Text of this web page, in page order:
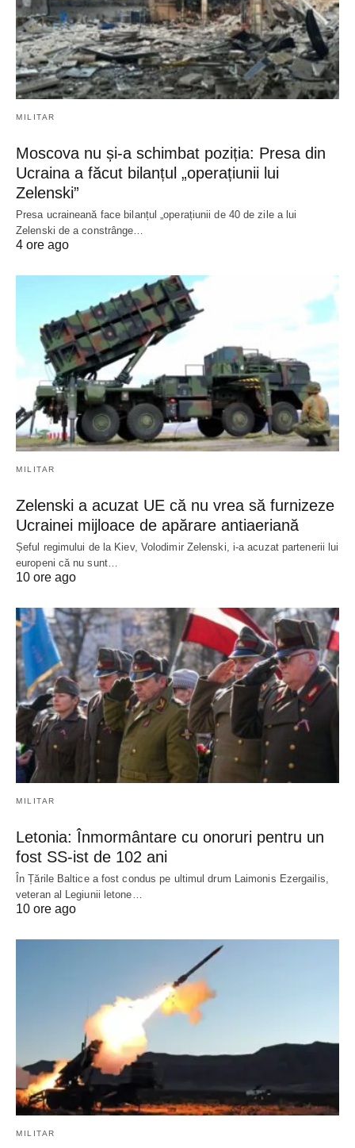
MILITAR
Moscova nu și-a schimbat poziția: Presa din
Ucraina a făcut bilanțul „operațiunii lui
Zelenski”
Presa ucraineană face bilanțul „operațiunii de 40 de zile a lui
Zelenski de a constrânge…
4 ore ago
MILITAR
Zelenski a acuzat UE că nu vrea să furnizeze
Ucrainei mijloace de apărare antiaeriană
Șeful regimului de la Kiev, Volodimir Zelenski, i-a acuzat partenerii lui
europeni că nu sunt…
10 ore ago
MILITAR
Letonia: Înmormântare cu onoruri pentru un
fost SS-ist de 102 ani
În Țările Baltice a fost condus pe ultimul drum Laimonis Ezergailis,
veteran al Legiunii letone…
10 ore ago
MILITAR